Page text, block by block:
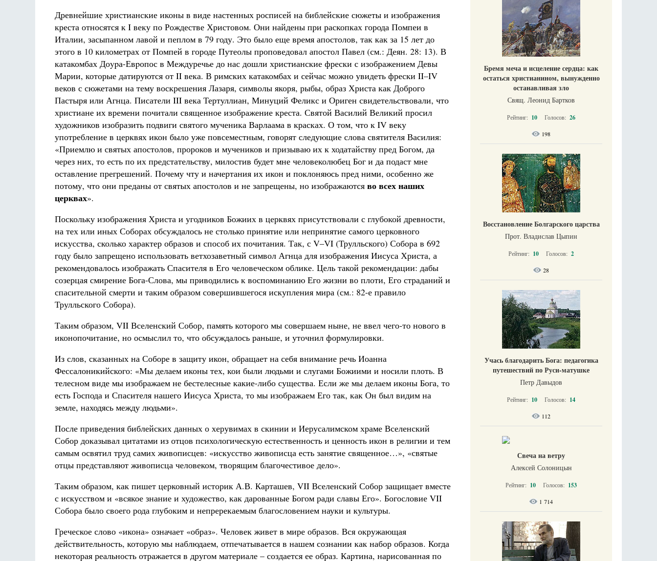
Древнейшие христианские иконы в виде настенных росписей на библейские сюжеты и изображения
креста относятся к I веку по Рождестве Христовом. Они найдены при раскопках города Помпеи в
Италии, засыпанном лавой и пеплом в 79 году. Это было еще время апостолов, так как за 15 лет до
этого в 10 километрах от Помпей в городе Путеолы проповедовал апостол Павел (см.: Деян. 28: 13). В
катакомбах Доypа-Евpопос в Междуречье до нас дошли христианские фрески с изображением Девы
Марии, которые датируются от II века. В римских катакомбах и сейчас можно увидеть фрески II–IV
веков с сюжетами на тему воскрешения Лазаря, символы якоря, рыбы, образ Христа как Доброго
Пастыря или Агнца. Писатели III века Тертуллиан, Минуций Феликс и Ориген свидетельствовали, что
христиане их времени почитали священное изображение креста. Святой Василий Великий просил
художников изобразить подвиги святого мученика Варлаама в красках. О том, что к IV веку
употребление в церквях икон было уже повсеместным, говорят следующие слова святителя Василия:
«Приемлю и святых апостолов, пророков и мучеников и призываю их к ходатайству пред Богом, да
через них, то есть по их предстательству, милостив будет мне человеколюбец Бог и да подаст мне
оставление прегрешений. Почему чту и начертания их икон и поклоняюсь пред ними, особенно же
потому, что они преданы от святых апостолов и не запрещены, но изображаются во всех наших
церквах».
Поскольку изображения Христа и угодников Божиих в церквях присутствовали с глубокой древности,
на тех или иных Соборах обсуждалось не столько принятие или непринятие самого церковного
искусства, сколько характер образов и способ их почитания. Так, с V–VI (Трулльского) Собора в 692
году было запрещено использовать ветхозаветный символ Агнца для изображения Иисуса Христа, а
рекомендовалось изображать Спасителя в Его человеческом облике. Цель такой рекомендации: дабы
созерцая смирение Бога-Слова, мы приводились к воспоминанию Его жизни во плоти, Его страданий и
спасительной смерти и таким образом совершившегося искупления мира (см.: 82-е правило
Трулльского Собора).
Таким образом, VII Вселенский Собор, память которого мы совершаем ныне, не ввел чего-то нового в
иконопочитание, но осмыслил то, что обсуждалось раньше, и уточнил формулировки.
Из слов, сказанных на Соборе в защиту икон, обращает на себя внимание речь Иоанна
Фессалоникийского: «Мы делаем иконы тех, кои были людьми и слугами Божиими и носили плоть. В
телесном виде мы изображаем не бестелесные какие-либо существа. Если же мы делаем иконы Бога, то
есть Господа и Спасителя нашего Иисуса Христа, то мы изображаем Его так, как Он был видим на
земле, находясь между людьми».
После приведения библейских данных о херувимах в скинии и Иерусалимском храме Вселенский
Собор доказывал цитатами из отцов психологическую естественность и ценность икон в религии и тем
самым освятил труд самих живописцев: «искусство живописца есть занятие священное…», «святые
отцы представляют живописца человеком, творящим благочестивое дело».
Таким образом, как пишет церковный историк А.В. Карташев, VII Вселенский Собор защищает вместе
с искусством и «всякое знание и художество, как дарованные Богом ради славы Его». Богословие VII
Собора было своего рода глубоким и непререкаемым благословением науки и культуры.
Греческое слово «икона» означает «образ». Человек живет в мире образов. Вся окружающая
действительность, которую мы наблюдаем, отпечатывается в нашем сознании как набор образов. Когда
некоторая реальность отражается в другом материале – создается ее образ. Картина, нарисованная по
Бремя меча и исцеление сердца: как
остаться христианином, вынужденно
останавливая зло
Свящ. Леонид Бартков
Рейтинг: 10 Голосов: 26
198
Восстановление Болгарского царства
Прот. Владислав Цыпин
Рейтинг: 10 Голосов: 2
28
Учась благодарить Бога: педагогика
путешествий по Руси-матушке
Петр Давыдов
Рейтинг: 10 Голосов: 14
112
Свеча на ветру
Алексей Солоницын
Рейтинг: 10 Голосов: 153
1 714